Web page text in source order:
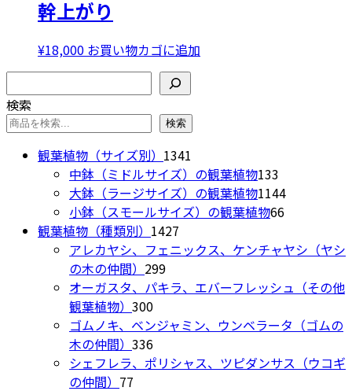
プ
は
品
ペ
ー
ジ
ら
択
き
す
シ
あ
ま
す。
オ
プ
ョ
は
品
ー
数
の
バ
リ
エ
ー
シ
ョ
ン
あ
ま
オ
シ
幹上がり
¥18,000 お買い物カゴに追加
検索
検索
観葉植物（サイズ別） 1341
個
の
商
中鉢（ミドルサイズ）の観葉植物133
個
の
品
大鉢（ラージサイズ）の観葉植物11441144
商
小鉢（スモールサイズ）の観葉植物6666
の
品
観葉植物（種類別） 1427
個
商
アレカヤシ、フェニックス、ケンチャヤシ（ヤシ
の木の仲間） 299299
個
商
オーガスタ、パキラ、エバーフレッシュ（その他
観葉植物） 300300
個
の
商
ゴムノキ、ベンジャミン、ウンベラータ（ゴムの
木の仲間） 336336
個
シェフレラ、ポリシャス、ツピダンサス（ウコギ
の仲間） 77